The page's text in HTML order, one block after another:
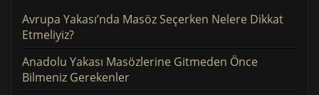
Avrupa Yakası’nda Masöz Seçerken Nelere Dikkat
Etmeliyiz?
Anadolu Yakası Masözlerine Gitmeden Önce
Bilmeniz Gerekenler